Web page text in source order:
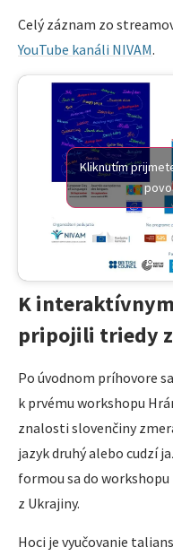
Celý záznam zo
YouTube kanáli NIVAM.
Kliknutím
K
pripojili triedy z
Po úvodnom príhovore
k prvému workshopu
znalosti slovenčiny
jazyk druhý alebo cudzí
formou sa do
z Ukrajiny.
Hoci je vyučovanie